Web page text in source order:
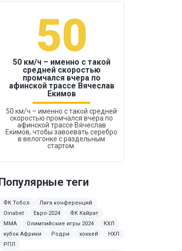
50
50 км/ч – именно с такой
средней скоростью
промчался вчера по
афинской трассе Вячеслав
Екимов
50 км/ч – именно с такой средней
скоростью промчался вчера по
афинской трассе Вячеслав
Екимов, чтобы завоевать серебро
в велогонке с раздельным
стартом.
Популярные теги
ФК Тобол
Лига конференций
Oinabet
Евро-2024
ФК Кайрат
MMA
Олимпийские игры 2024
КХЛ
кубок Африки
Родри хоккей
НХЛ
РПЛ